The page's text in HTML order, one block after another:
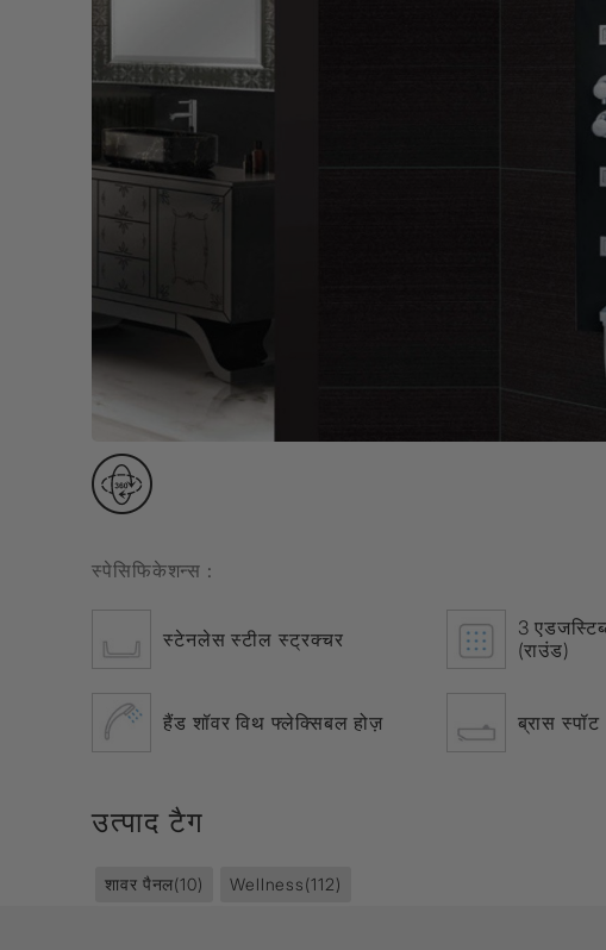
Mounting Accessories
LED Driver
कार्बोनिक
Automation
Residential
स्पेसिफिकेशन्स :
स्टेनलेस स्टील स्ट्रक्चर
3
(राउंड)
हैंड शॉवर विथ फ्लेक्सिबल होज़ ब्रास स्पॉट
उत्पाद टैग
शावर पैनल(10) Wellness(112)